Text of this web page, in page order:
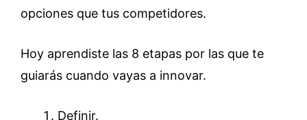
opciones que tus competidores.
Hoy aprendiste las 8 etapas por las que te
guiarás cuando vayas a innovar.
Definir.